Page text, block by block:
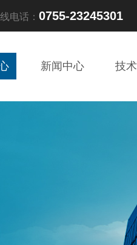
电话： 0755-23245301
新闻中心 技